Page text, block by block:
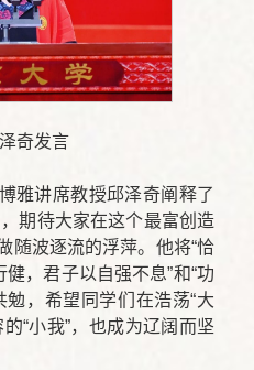
奇发言
雅讲席教授邱泽奇阐释了
，期待大家在这个最富创造
随波逐流的浮萍。他将“恰
健，君子以自强不息”和“功
，希望同学们在浩荡“大
“小我”，也成为辽阔而坚